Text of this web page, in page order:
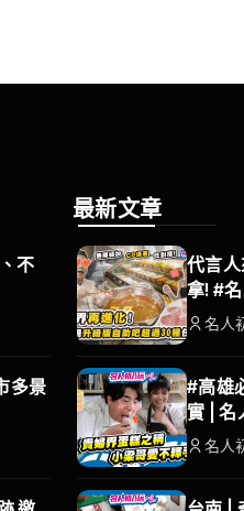
不
多景
最新文章
代言
拿! #
名人
#高雄
實 | 名
名人